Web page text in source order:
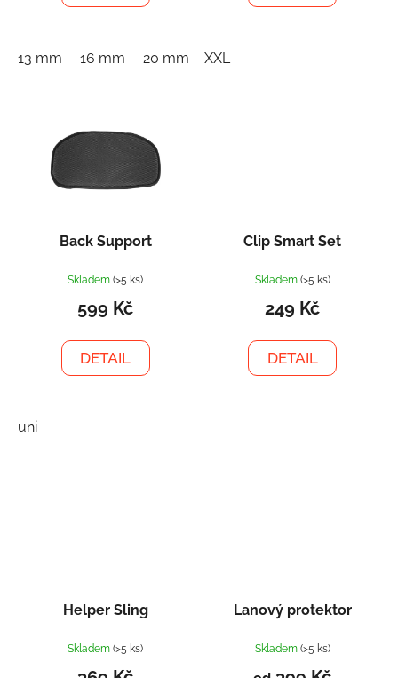
13 mm 16 mm 20 mm XXL
Back Support
Skladem(>5 ks)
599 Kč
DETAIL
uni
Clip Smart Set
Skladem (>5 ks)
249 Kč
DETAIL
Helper Sling
Skladem(>5 ks)
Lanový protektor
Skladem (>5 ks)